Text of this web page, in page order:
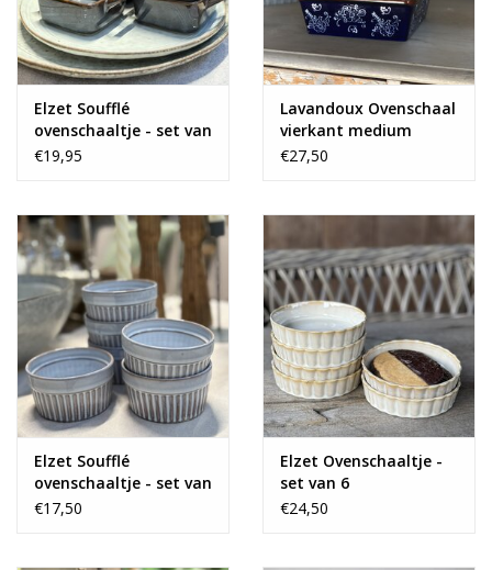
Elzet Soufflé
ovenschaaltje - set van
6
€19,95
Lavandoux Ovenschaal
vierkant medium
€27,50
Elzet Soufflé
ovenschaaltje - set van
6
€17,50
Elzet Ovenschaaltje -
set van 6
€24,50